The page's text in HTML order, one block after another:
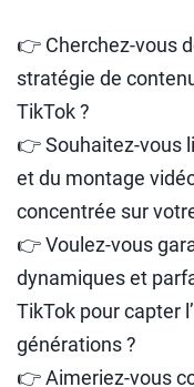
👉 Cherchez-vous
stratégie de
TikTok ?
👉 Souhaitez-vous
et du montage
concentrée sur
👉 Voulez-vous
dynamiques et
TikTok pour capter
générations ?
👉 Aimeriez-vous